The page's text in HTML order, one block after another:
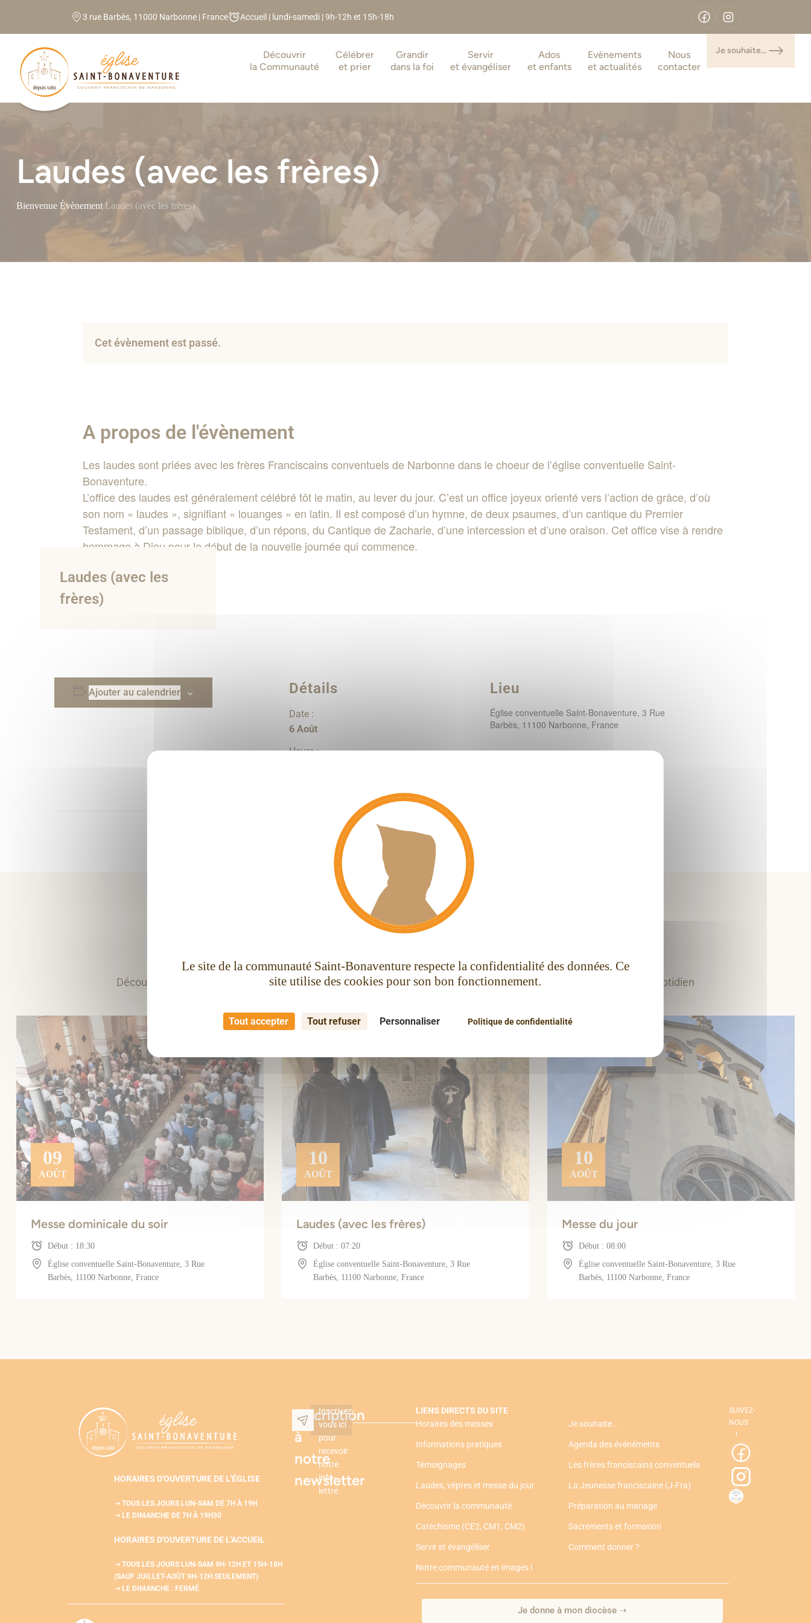
Le site de la communauté Saint-Bonaventure respecte la confidentialité des données. Ce
site utilise des cookies pour son bon fonctionnement.
Tout accepter Tout refuser Personnaliser Politique de confidentialité
3 rue Barbès, 11000 Narbonne | France Accueil | lundi-samedi | 9h-12h et 15h-18h
Découvrir
la Communauté
Célébrer
et prier
Grandir
dans la foi
Servir
et évangéliser
Ados
et enfants
Evènements
et actualités
Nous
contacter
Je souhaite...
Laudes (avec les frères)
Bienvenue Évènement/Laudes (avec les frères)
Cet évènement est passé.
Laudes (avec les
frères)
A propos de l'évènement
Les laudes sont priées avec les frères Franciscains conventuels de Narbonne dans le choeur de l’église conventuelle Saint-
Bonaventure.
L’office des laudes est généralement célébré tôt le matin, au lever du jour. C’est un office joyeux orienté vers l’action de grâce, d’où
son nom « laudes », signifiant « louanges » en latin. Il est composé d’un hymne, de deux psaumes, d’un cantique du Premier
Testament, d’un passage biblique, d’un répons, du Cantique de Zacharie, d’une intercession et d’une oraison. Cet office vise à rendre
hommage à Dieu pour le début de la nouvelle journée qui commence.
Ajouter au calendrier Détails
Date :
6 Août
Heure :
Laudes (avec les frères franciscains)
Lieu
Église conventuelle Saint-Bonaventure, 3 Rue
Barbès, 11100 Narbonne, France
Découvrez toutes nos propositions pour vivre la fraternité, se former, servir, évangéliser et vivre la foi dans votre quotidien
09
AOÛT
Messe dominicale du soir
Début : 18:30
Église conventuelle Saint-Bonaventure, 3 Rue
Barbès, 11100 Narbonne, France
10
AOÛT
Laudes (avec les frères)
Début : 07:20
Église conventuelle Saint-Bonaventure, 3 Rue
Barbès, 11100 Narbonne, France
10
AOÛT
Messe du jour
Début : 08:00
Église conventuelle Saint-Bonaventure, 3 Rue
Barbès, 11100 Narbonne, France
HORAIRES D'OUVERTURE DE L'ÉGLISE
➝ TOUS LES JOURS LUN-SAM DE 7H À 19H
➝ LE DIMANCHE DE 7H À 19H30
HORAIRES D'OUVERTURE DE L'ACCUEIL
➝ TOUS LES JOURS LUN-SAM 9H-12H ET 15H-18H
(SAUF JUILLET-AOÛT 9H-12H SEULEMENT)
➝ LE DIMANCHE : FERMÉ
Inscription
à
notre
newsletter
Inscrivez-
vous ici
pour
recevoir
notre
info-
lettre.
LIENS DIRECTS DU SITE
Horaires des messes
Je souhaite…
Informations pratiques Agenda des événéments
Témoignages Les frères franciscains conventuels
Laudes, vêpres et messe du jour La Jeunesse franciscaine (J-Fra)
Découvrir la communauté Préparation au mariage
Catéchisme (CE2, CM1, CM2) Sacrements et formation
Servir et évangéliser Comment donner ?
Notre communauté en images !
Je donne à mon diocèse ➝
SUIVEZ-
NOUS
!